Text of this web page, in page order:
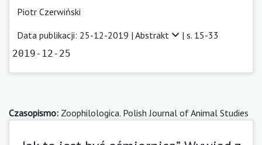
Piotr Czerwiński
Data publikacji: 25-12-2019 | Abstrakt | s. 15-33
2019-12-25
Czasopismo: Zoophilologica. Polish Journal of Animal Studies